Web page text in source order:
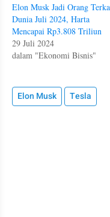
Elon Musk Jadi Orang
Dunia Juli 2024, Harta
Mencapai Rp3.808 Triliun
29 Juli 2024
dalam "Ekonomi Bisnis"
Elon Musk Tesla